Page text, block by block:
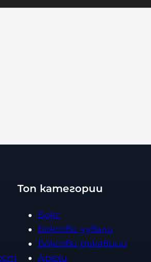
Топ категории
Бокс
Боксови чували
Боксови ръкавици
Дрехи